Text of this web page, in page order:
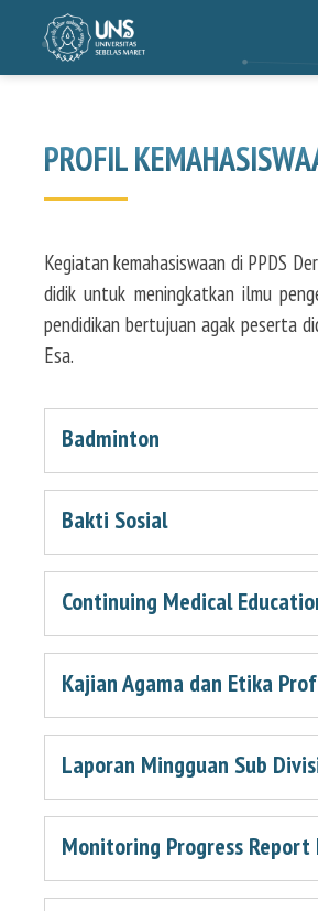
PROFIL
Kegiatan kemahasiswaan di PPDS
didik untuk meningkatkan ilmu
pendidikan bertujuan agak peserta
Esa.
Badminton
Bakti Sosial
Continuing Medical
Kajian Agama dan Etika
Laporan Mingguan Sub
Monitoring Progress Report